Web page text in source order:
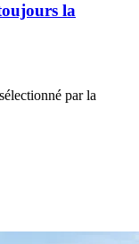
la
par la